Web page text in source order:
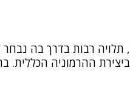
רבות בדרך בה נבחר
ההרמוניה הכללית.